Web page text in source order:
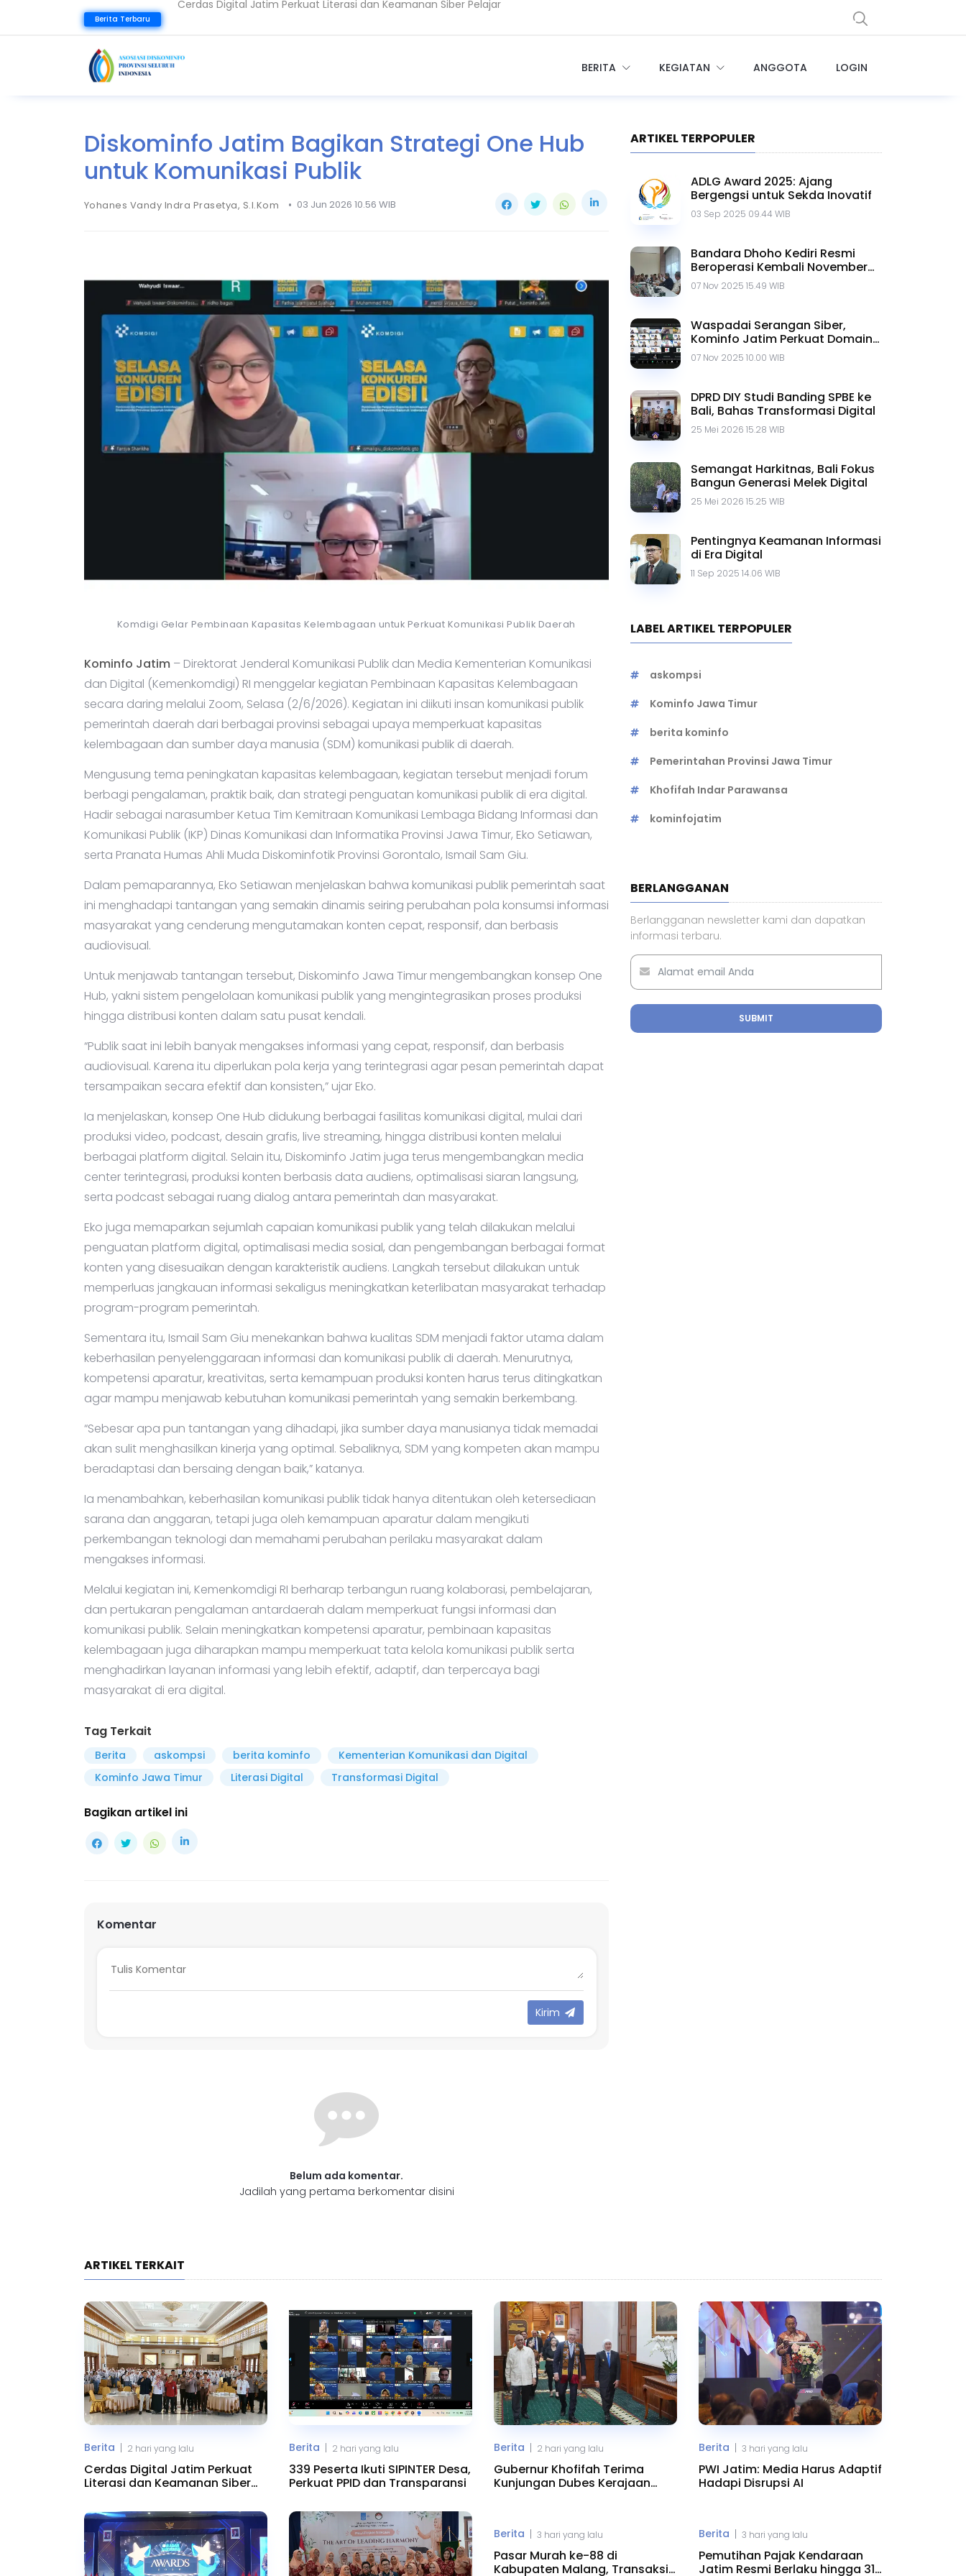
Berita Terbaru
Gubernur Khofifah Terima Kunjungan Dubes Kerajaan Maroko
BERITA
KEGIATAN ANGGOTA LOGIN
Diskominfo Jatim Bagikan Strategi One Hub
untuk Komunikasi Publik
Yohanes Vandy Indra Prasetya, S.I.Kom • 03 Jun 2026 10.56 WIB
Komdigi Gelar Pembinaan Kapasitas Kelembagaan untuk Perkuat Komunikasi Publik Daerah
Kominfo Jatim – Direktorat Jenderal Komunikasi Publik dan Media Kementerian Komunikasi
dan Digital (Kemenkomdigi) RI menggelar kegiatan Pembinaan Kapasitas Kelembagaan
secara daring melalui Zoom, Selasa (2/6/2026). Kegiatan ini diikuti insan komunikasi publik
pemerintah daerah dari berbagai provinsi sebagai upaya memperkuat kapasitas
kelembagaan dan sumber daya manusia (SDM) komunikasi publik di daerah.
Mengusung tema peningkatan kapasitas kelembagaan, kegiatan tersebut menjadi forum
berbagi pengalaman, praktik baik, dan strategi penguatan komunikasi publik di era digital.
Hadir sebagai narasumber Ketua Tim Kemitraan Komunikasi Lembaga Bidang Informasi dan
Komunikasi Publik (IKP) Dinas Komunikasi dan Informatika Provinsi Jawa Timur, Eko Setiawan,
serta Pranata Humas Ahli Muda Diskominfotik Provinsi Gorontalo, Ismail Sam Giu.
Dalam pemaparannya, Eko Setiawan menjelaskan bahwa komunikasi publik pemerintah saat
ini menghadapi tantangan yang semakin dinamis seiring perubahan pola konsumsi informasi
masyarakat yang cenderung mengutamakan konten cepat, responsif, dan berbasis
audiovisual.
Untuk menjawab tantangan tersebut, Diskominfo Jawa Timur mengembangkan konsep One
Hub, yakni sistem pengelolaan komunikasi publik yang mengintegrasikan proses produksi
hingga distribusi konten dalam satu pusat kendali.
“Publik saat ini lebih banyak mengakses informasi yang cepat, responsif, dan berbasis
audiovisual. Karena itu diperlukan pola kerja yang terintegrasi agar pesan pemerintah dapat
tersampaikan secara efektif dan konsisten,” ujar Eko.
Ia menjelaskan, konsep One Hub didukung berbagai fasilitas komunikasi digital, mulai dari
produksi video, podcast, desain grafis, live streaming, hingga distribusi konten melalui
berbagai platform digital. Selain itu, Diskominfo Jatim juga terus mengembangkan media
center terintegrasi, produksi konten berbasis data audiens, optimalisasi siaran langsung,
serta podcast sebagai ruang dialog antara pemerintah dan masyarakat.
Eko juga memaparkan sejumlah capaian komunikasi publik yang telah dilakukan melalui
penguatan platform digital, optimalisasi media sosial, dan pengembangan berbagai format
konten yang disesuaikan dengan karakteristik audiens. Langkah tersebut dilakukan untuk
memperluas jangkauan informasi sekaligus meningkatkan keterlibatan masyarakat terhadap
program-program pemerintah.
Sementara itu, Ismail Sam Giu menekankan bahwa kualitas SDM menjadi faktor utama dalam
keberhasilan penyelenggaraan informasi dan komunikasi publik di daerah. Menurutnya,
kompetensi aparatur, kreativitas, serta kemampuan produksi konten harus terus ditingkatkan
agar mampu menjawab kebutuhan komunikasi pemerintah yang semakin berkembang.
“Sebesar apa pun tantangan yang dihadapi, jika sumber daya manusianya tidak memadai
akan sulit menghasilkan kinerja yang optimal. Sebaliknya, SDM yang kompeten akan mampu
beradaptasi dan bersaing dengan baik,” katanya.
Ia menambahkan, keberhasilan komunikasi publik tidak hanya ditentukan oleh ketersediaan
sarana dan anggaran, tetapi juga oleh kemampuan aparatur dalam mengikuti
perkembangan teknologi dan memahami perubahan perilaku masyarakat dalam
mengakses informasi.
Melalui kegiatan ini, Kemenkomdigi RI berharap terbangun ruang kolaborasi, pembelajaran,
dan pertukaran pengalaman antardaerah dalam memperkuat fungsi informasi dan
komunikasi publik. Selain meningkatkan kompetensi aparatur, pembinaan kapasitas
kelembagaan juga diharapkan mampu memperkuat tata kelola komunikasi publik serta
menghadirkan layanan informasi yang lebih efektif, adaptif, dan terpercaya bagi
masyarakat di era digital.
Tag Terkait
Berita askompsi berita kominfo
Kementerian Komunikasi dan Digital
Kominfo Jawa Timur
Literasi Digital Transformasi Digital
Bagikan artikel ini
Komentar
Kirim
Belum ada komentar.
Jadilah yang pertama berkomentar disini
ARTIKEL TERPOPULER
ADLG Award 2025: Ajang
Bergengsi untuk Sekda Inovatif
03 Sep 2025 09.44 WIB
Bandara Dhoho Kediri Resmi
Beroperasi Kembali November
Ini
07 Nov 2025 15.49 WIB
Waspadai Serangan Siber,
Kominfo Jatim Perkuat Domain
go.id
07 Nov 2025 10.00 WIB
DPRD DIY Studi Banding SPBE ke
Bali, Bahas Transformasi Digital
25 Mei 2026 15.28 WIB
Semangat Harkitnas, Bali Fokus
Bangun Generasi Melek Digital
25 Mei 2026 15.25 WIB
Pentingnya Keamanan Informasi
di Era Digital
11 Sep 2025 14.06 WIB
LABEL ARTIKEL TERPOPULER
askompsi
Kominfo Jawa Timur
berita kominfo
Pemerintahan Provinsi Jawa Timur
Khofifah Indar Parawansa
kominfojatim
BERLANGGANAN
Berlangganan newsletter kami dan dapatkan
informasi terbaru.
SUBMIT
ARTIKEL TERKAIT
Berita | 2 hari yang lalu
Cerdas Digital Jatim Perkuat
Literasi dan Keamanan Siber
Berita | 2 hari yang lalu
339 Peserta Ikuti SIPINTER Desa,
Perkuat PPID dan Transparansi
Berita | 2 hari yang lalu
Gubernur Khofifah Terima
Kunjungan Dubes Kerajaan
Berita | 3 hari yang lalu
PWI Jatim: Media Harus Adaptif
Hadapi Disrupsi AI
Berita | 3 hari yang lalu
Pasar Murah ke-88 di
Kabupaten Malang, Transaksi
Berita | 3 hari yang lalu
Pemutihan Pajak Kendaraan
Jatim Resmi Berlaku hingga 31